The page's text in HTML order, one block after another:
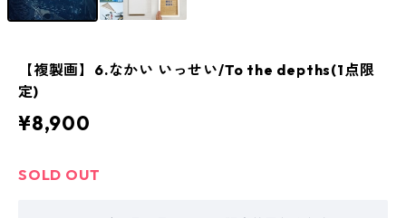
【複製画】6.なかい いっせい/To the depths(1点限
定)
¥8,900
SOLD OUT